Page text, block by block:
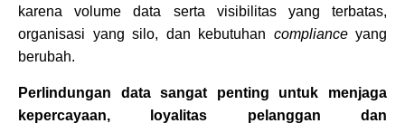
karena volume data serta visibilitas yang terbatas,
organisasi yang silo, dan kebutuhan complianceyang
berubah.
Perlindungan data sangat penting untuk menjaga
kepercayaan, loyalitas pelanggan dan